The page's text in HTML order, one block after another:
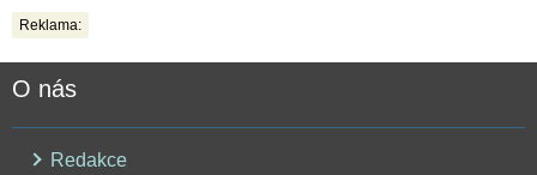
Reklama:
O nás
Redakce